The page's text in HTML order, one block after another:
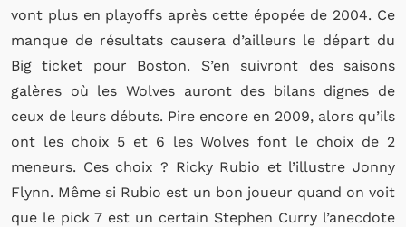
vont plus en playoffs après cette épopée de 2004. Ce
manque de résultats causera d’ailleurs le départ du
Big ticket pour Boston. S’en suivront des saisons
galères où les Wolves auront des bilans dignes de
ceux de leurs débuts. Pire encore en 2009, alors qu’ils
ont les choix 5 et 6 les Wolves font le choix de 2
meneurs. Ces choix ? Ricky Rubio et l’illustre Jonny
Flynn. Même si Rubio est un bon joueur quand on voit
que le pick 7 est un certain Stephen Curry l’anecdote